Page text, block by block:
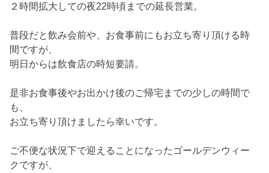
２時間拡大しての夜22時頃までの延長営業。
普段だと飲み会前や、お食事前にもお立ち寄り頂ける時
間ですが、
明日からは飲食店の時短要請。
是非お食事後やお出かけ後のご帰宅までの少しの時間で
も、
お立ち寄り頂けましたら幸いです。
ご不便な状況下で迎えることになったゴールデンウィー
クですが、